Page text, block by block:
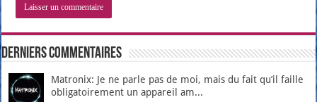
Derniers Commentaires
Matronix: Je ne parle pas de moi, mais du fait qu’il faille
obligatoirement un appareil am...